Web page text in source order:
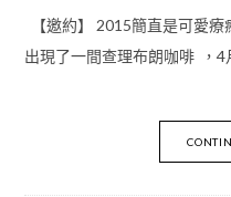
【邀約】 2015簡直是可愛
出現了一間查理布朗咖啡 ，